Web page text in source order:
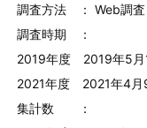
調査方法 ： Web調査
調査時期 ：
2019年度 2019年5月
2021年度 2021年4月9
集計数 ：